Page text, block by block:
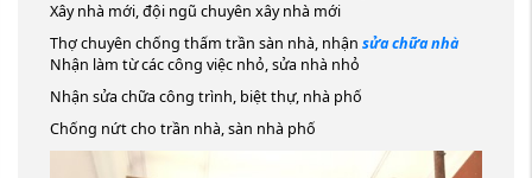
Xây nhà mới, đội ngũ chuyên xây nhà mới
Thợ chuyên chống thấm trần sàn nhà, nhận sửa chữa nhà
Nhận làm từ các công việc nhỏ, sửa nhà nhỏ
Nhận sửa chữa công trình, biệt thự, nhà phố
Chống nứt cho trần nhà, sàn nhà phố